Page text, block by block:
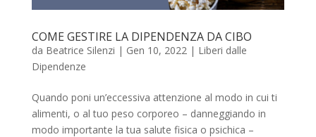
COME GESTIRE LA DIPENDENZA DA CIBO
da Beatrice Silenzi | Gen 10, 2022 | Liberi dalle
Dipendenze
Quando poni un’eccessiva attenzione al modo in cui ti
alimenti, o al tuo peso corporeo – danneggiando in
modo importante la tua salute fisica o psichica –